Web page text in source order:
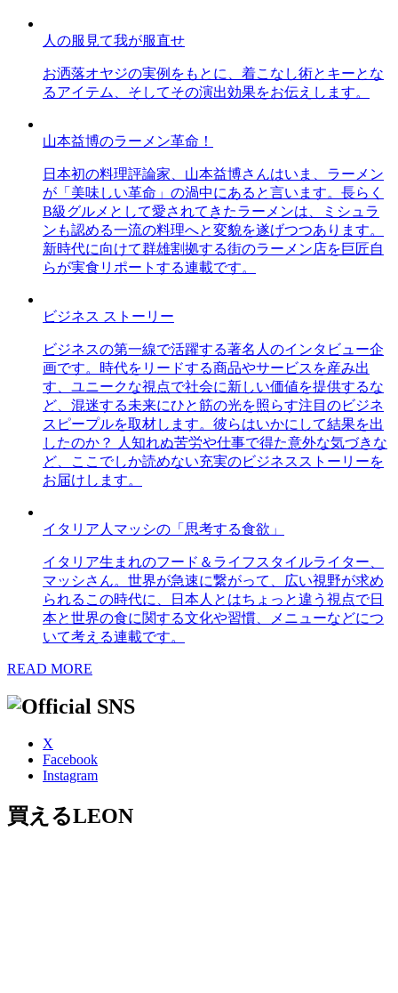
人の服見て我が服直せ
お洒落オヤジの実例をもとに、着こなし術とキーとな
るアイテム、そしてその演出効果をお伝えします。
山本益博のラーメン革命！
日本初の料理評論家、山本益博さんはいま、ラーメン
が「美味しい革命」の渦中にあると言います。長らく
B級グルメとして愛されてきたラーメンは、ミシュラ
ンも認める一流の料理へと変貌を遂げつつあります。
新時代に向けて群雄割拠する街のラーメン店を巨匠自
らが実食リポートする連載です。
ビジネス ストーリー
ビジネスの第一線で活躍する著名人のインタビュー企
画です。時代をリードする商品やサービスを産み出
す、ユニークな視点で社会に新しい価値を提供するな
ど、混迷する未来にひと筋の光を照らす注目のビジネ
スピープルを取材します。彼らはいかにして結果を出
したのか？ 人知れぬ苦労や仕事で得た意外な気づきな
ど、ここでしか読めない充実のビジネスストーリーを
お届けします。
イタリア人マッシの「思考する食欲」
イタリア生まれのフード＆ライフスタイルライター、
マッシさん。世界が急速に繋がって、広い視野が求め
られるこの時代に、日本人とはちょっと違う視点で日
本と世界の食に関する文化や習慣、メニューなどにつ
いて考える連載です。
READ MORE
X
Facebook
Instagram
買えるLEON